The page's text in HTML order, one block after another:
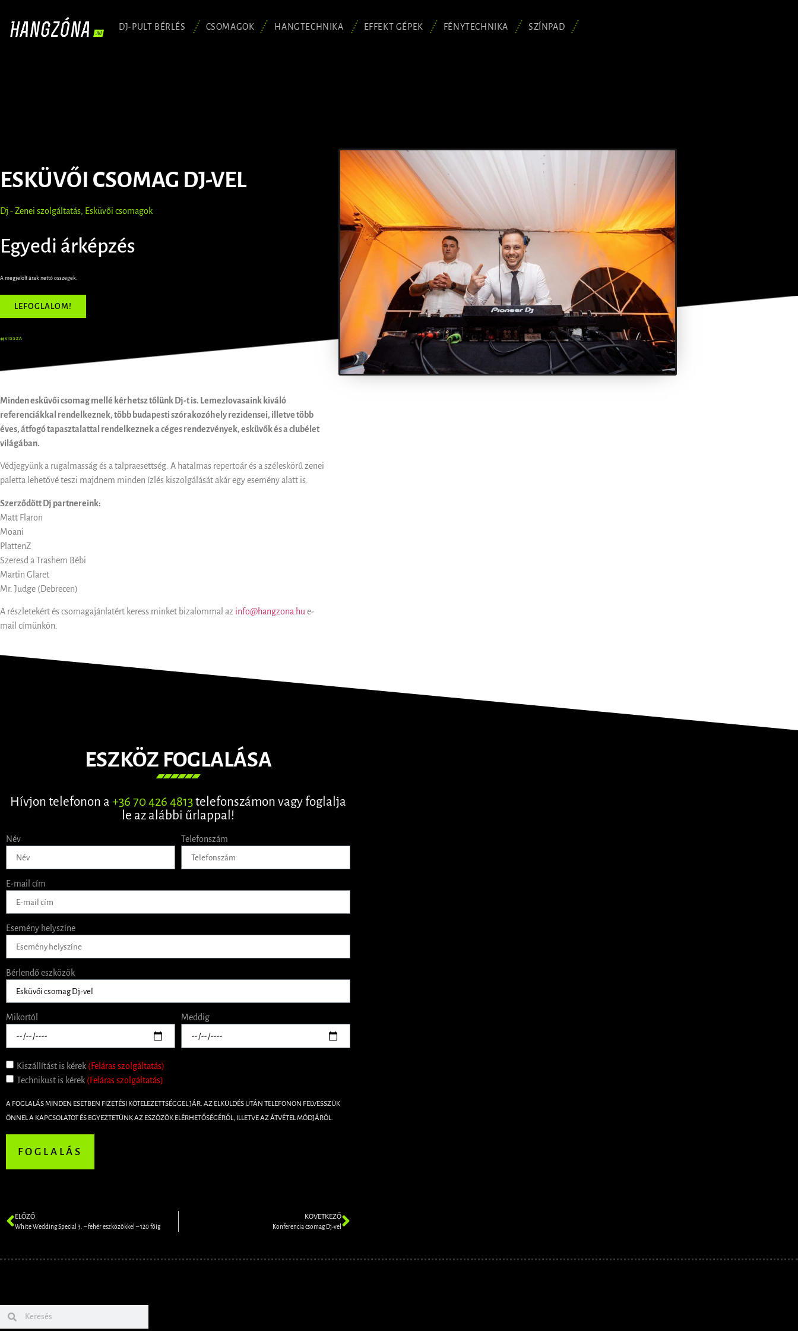
DJ-PULT BÉRLÉS CSOMAGOK HANGTECHNIKA EFFEKT GÉPEK FÉNYTECHNIKA SZÍNPAD
ESKÜVŐI CSOMAG DJ-VEL
Dj - Zenei szolgáltatás, Esküvői csomagok
Egyedi árképzés
A megjelölt árak nettó összegek.
LEFOGLALOM!
VISSZA
Minden esküvői csomag mellé kérhetsz tőlünk Dj-t is. Lemezlovasaink kiváló
referenciákkal rendelkeznek, több budapesti szórakozóhely rezidensei, illetve több
éves, átfogó tapasztalattal rendelkeznek a céges rendezvények, esküvők és a clubélet
világában.
Védjegyünk a rugalmasság és a talpraesettség. A hatalmas repertoár és a széleskörű zenei
paletta lehetővé teszi majdnem minden ízlés kiszolgálását akár egy esemény alatt is.
Szerződött Dj partnereink:
Matt Flaron
Moani
PlattenZ
Szeresd a Trashem Bébi
Martin Glaret
Mr. Judge (Debrecen)
A részletekért és csomagajánlatért keress minket bizalommal az info@hangzona.hu e-
mail címünkön.
ESZKÖZ FOGLALÁSA
Hívjon telefonon a +36 70 426 4813telefonszámon vagy foglalja
le az alábbi űrlappal!
Név Telefonszám
E-mail cím
Esemény helyszíne
Bérlendő eszközök
Mikortól Meddig
Kiszállítást is kérek (Feláras szolgáltatás)
Technikust is kérek (Feláras szolgáltatás)
A FOGLALÁS MINDEN ESETBEN FIZETÉSI KÖTELEZETTSÉGGEL JÁR. AZ ELKÜLDÉS UTÁN TELEFONON FELVESSZÜK
ÖNNEL A KAPCSOLATOT ÉS EGYEZTETÜNK AZ ESZÖZÖK ELÉRHETŐSÉGÉRŐL, ILLETVE AZ ÁTVÉTEL MÓDJÁRÓL.
FOGLALÁS
ELŐZŐ
White Wedding Special 3. – fehér eszközökkel – 120 főig
KÖVETKEZŐ
Konferencia csomag Dj-vel